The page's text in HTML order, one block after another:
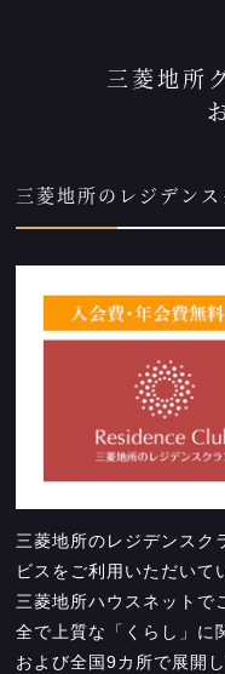
三菱地所
三菱地所のレジデンス
三菱地所のレジデンスク
ビスをご利用いただいて
三菱地所ハウスネットで
全で上質な「くらし」に
および全国9カ所で展開